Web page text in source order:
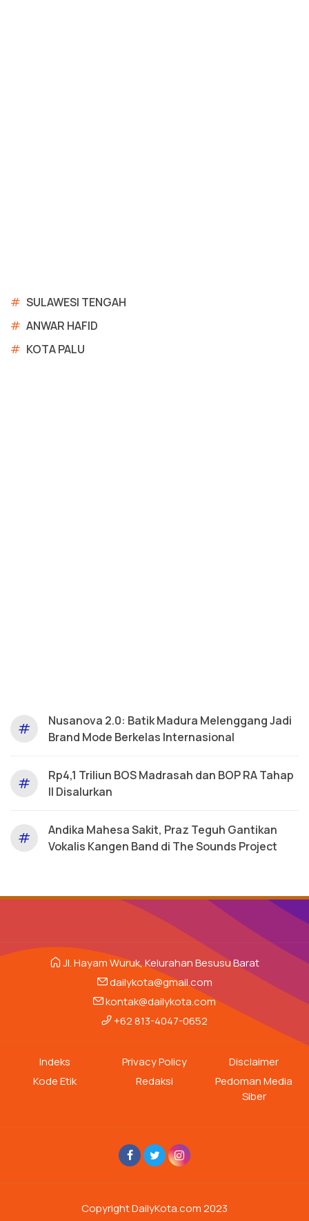
# SULAWESI TENGAH
# ANWAR HAFID
# KOTA PALU
#
Nusanova 2.0: Batik Madura Melenggang Jadi
Brand Mode Berkelas Internasional
#
Rp4,1 Triliun BOS Madrasah dan BOP RA Tahap
II Disalurkan
#
Andika Mahesa Sakit, Praz Teguh Gantikan
Vokalis Kangen Band di The Sounds Project
Jl. Hayam Wuruk, Kelurahan Besusu Barat
dailykota@gmail.com
kontak@dailykota.com
+62 813-4047-0652
Indeks
Kode Etik
Privacy Policy
Redaksi
Disclaimer
Pedoman Media
Siber
Copyright DailyKota.com 2023